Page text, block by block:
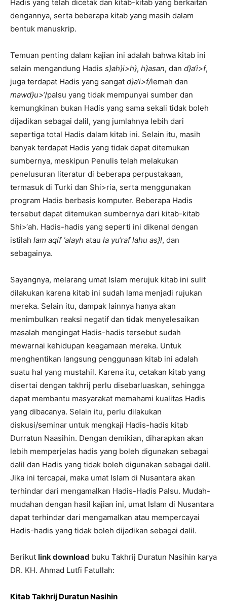
Hadis yang telah dicetak dan kitab-kitab yang berkaitan
dengannya, serta beberapa kitab yang masih dalam
bentuk manuskrip.
Temuan penting dalam kajian ini adalah bahwa kitab ini
selain mengandung Hadis s}ah}i>h}, h}asan, dan d}a‘i>f,
juga terdapat Hadis yang sangat d}a‘i>f/lemah dan
mawd}u>‘/palsu yang tidak mempunyai sumber dan
kemungkinan bukan Hadis yang sama sekali tidak boleh
dijadikan sebagai dalil, yang jumlahnya lebih dari
sepertiga total Hadis dalam kitab ini. Selain itu, masih
banyak terdapat Hadis yang tidak dapat ditemukan
sumbernya, meskipun Penulis telah melakukan
penelusuran literatur di beberapa perpustakaan,
termasuk di Turki dan Shi>ria, serta menggunakan
program Hadis berbasis komputer. Beberapa Hadis
tersebut dapat ditemukan sumbernya dari kitab-kitab
Shi>‘ah. Hadis-hadis yang seperti ini dikenal dengan
istilah lam aqif ‘alayh atau la yu‘raf lahu as}l, dan
sebagainya.
Sayangnya, melarang umat Islam merujuk kitab ini sulit
dilakukan karena kitab ini sudah lama menjadi rujukan
mereka. Selain itu, dampak lainnya hanya akan
menimbulkan reaksi negatif dan tidak menyelesaikan
masalah mengingat Hadis-hadis tersebut sudah
mewarnai kehidupan keagamaan mereka. Untuk
menghentikan langsung penggunaan kitab ini adalah
suatu hal yang mustahil. Karena itu, cetakan kitab yang
disertai dengan takhrij perlu disebarluaskan, sehingga
dapat membantu masyarakat memahami kualitas Hadis
yang dibacanya. Selain itu, perlu dilakukan
diskusi/seminar untuk mengkaji Hadis-hadis kitab
Durratun Naasihin. Dengan demikian, diharapkan akan
lebih memperjelas hadis yang boleh digunakan sebagai
dalil dan Hadis yang tidak boleh digunakan sebagai dalil.
Jika ini tercapai, maka umat Islam di Nusantara akan
terhindar dari mengamalkan Hadis-Hadis Palsu. Mudah-
mudahan dengan hasil kajian ini, umat Islam di Nusantara
dapat terhindar dari mengamalkan atau mempercayai
Hadis-hadis yang tidak boleh dijadikan sebagai dalil.
Berikut link download buku Takhrij Duratun Nasihin karya
DR. KH. Ahmad Lutfi Fatullah:
Kitab Takhrij Duratun Nasihin